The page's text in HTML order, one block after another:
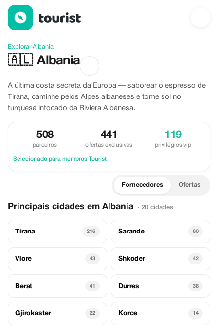
Descubra Albania
Explorar›Albania
🇦🇱 Albania
A última costa secreta da Europa — saborear o espresso de
Tirana, caminhe pelos Alpes albaneses e tome sol no
turquesa intocado da Riviera Albanesa.
508
parceiros
441
ofertas exclusivas
119
privilégios vip
Selecionado para membros Tourist
Fornecedores Ofertas
Principais cidades em Albania · 20 cidades
Tirana 216 Sarande 60
Vlore 43 Shkoder 42
Berat 41 Durres 38
Gjirokaster 22 Korce 14